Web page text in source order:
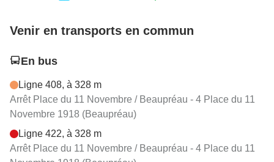
Venir en transports en commun
En bus
Ligne 408, à 328 m
Arrêt Place du 11 Novembre / Beaupréau - 4 Place du 11
Novembre 1918 (Beaupréau)
Ligne 422, à 328 m
Arrêt Place du 11 Novembre / Beaupréau - 4 Place du 11